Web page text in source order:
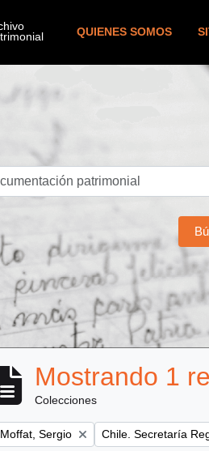
QUIENES SOMOS
Mostrando 1
Colecciones
Remove filter:
Moffat, Sergio Remove filter:
Chile. Secretaría